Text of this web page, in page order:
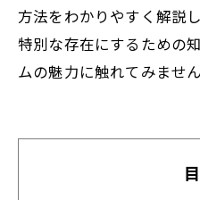
方法をわかりやすく解説
特別な存在にするための
ムの魅力に触れてみません